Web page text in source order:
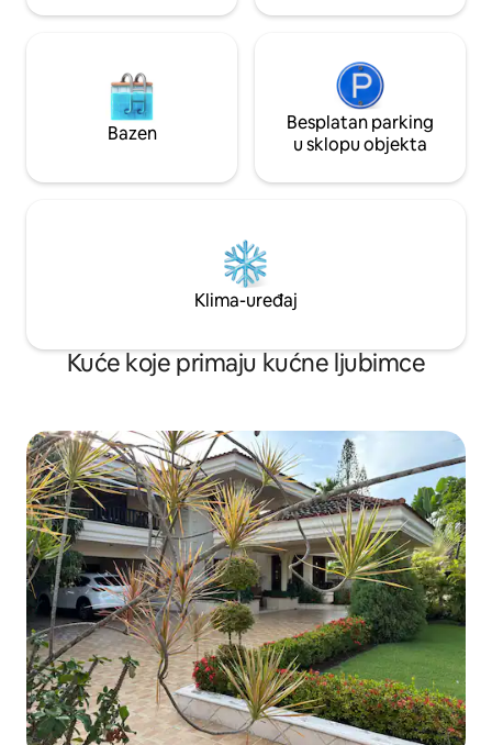
Bazen
Besplatan parking
u sklopu objekta
Klima-uređaj
Kuće koje primaju kućne ljubimce